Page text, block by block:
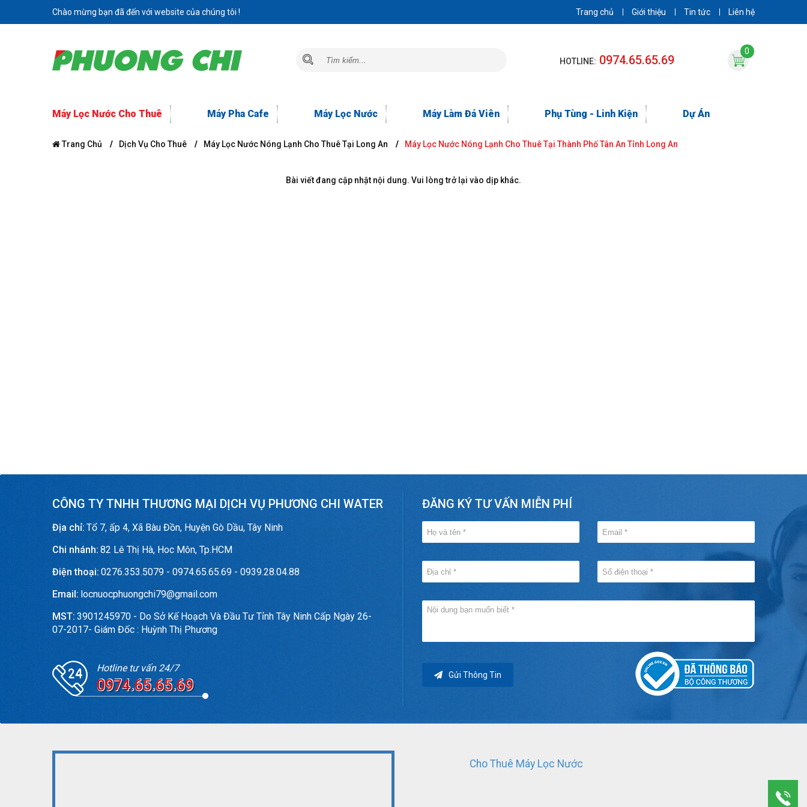
Chào mừng bạn đã đến với website của chúng tôi ! Trang chủ Giới thiệu Tin tức Liên hệ
HOTLINE: 0974.65.65.69
0
Máy Lọc Nước Cho Thuê Máy Pha Cafe Máy Lọc Nước Máy Làm Đá Viên Phụ Tùng - Linh Kiện Dự Án
Trang Chủ Dịch Vụ Cho Thuê Máy Lọc Nước Nóng Lạnh Cho Thuê Tại Long An Máy Lọc Nước Nóng Lạnh Cho Thuê Tại Thành Phố Tân An Tỉnh Long An
Bài viết đang cập nhật nội dung. Vui lòng trở lại vào dịp khác.
CÔNG TY TNHH THƯƠNG MẠI DỊCH VỤ PHƯƠNG CHI WATER
Địa chỉ: Tổ 7, ấp 4, Xã Bàu Đồn, Huyện Gò Dầu, Tây Ninh
Chi nhánh: 82 Lê Thị Hà, Hoc Môn, Tp.HCM
Điện thoại: 0276.353.5079 - 0974.65.65.69 - 0939.28.04.88
Email: locnuocphuongchi79@gmail.com
MST: 3901245970 - Do Sở Kế Hoạch Và Đầu Tư Tỉnh Tây Ninh Cấp Ngày 26-
07-2017- Giám Đốc : Huỳnh Thị Phương
Hotline tư vấn 24/7
0974.65.65.69
ĐĂNG KÝ TƯ VẤN MIỄN PHÍ
Gửi Thông Tin
Cho Thuê Máy Lọc Nước